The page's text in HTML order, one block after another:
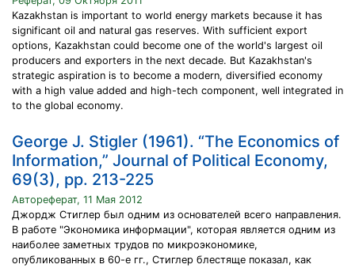
Kazakhstan is important to world energy markets because it has
significant oil and natural gas reserves. With sufficient export
options, Kazakhstan could become one of the world's largest oil
producers and exporters in the next decade. But Kazakhstan's
strategic aspiration is to become a modern, diversified economy
with a high value added and high-tech component, well integrated in
to the global economy.
George J. Stigler (1961). “The Economics of
Information,” Journal of Political Economy,
69(3), pp. 213-225
Автореферат, 11 Мая 2012
Джордж Стиглер был одним из основателей всего направления.
В работе "Экономика информации", которая является одним из
наиболее заметных трудов по микроэкономике,
опубликованных в 60-е гг., Стиглер блестяще показал, как